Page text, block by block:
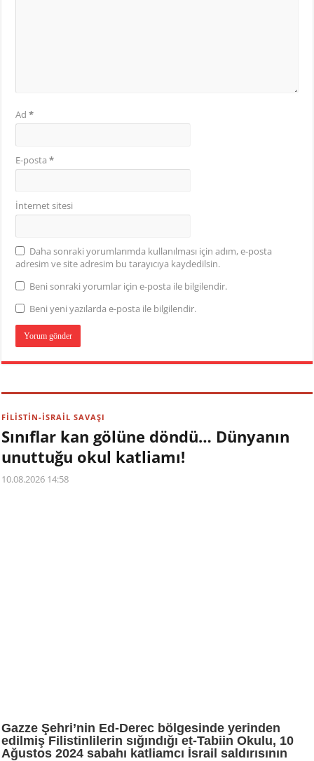
Ad*
E-posta*
İnternet sitesi
Daha sonraki yorumlarımda kullanılması için adım, e-posta
adresim ve site adresim bu tarayıcıya kaydedilsin.
Beni sonraki yorumlar için e-posta ile bilgilendir.
Beni yeni yazılarda e-posta ile bilgilendir.
FİLİSTİN-İSRAİL SAVAŞI
Sınıflar kan gölüne döndü… Dünyanın
unuttuğu okul katliamı!
10.08.2026 14:58
Gazze Şehri’nin Ed-Derec bölgesinde yerinden
edilmiş Filistinlilerin sığındığı et-Tabiin Okulu, 10
Ağustos 2024 sabahı katliamcı İsrail saldırısının